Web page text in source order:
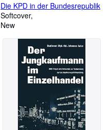
Die KPD in der Bundesrepublik
Softcover
New